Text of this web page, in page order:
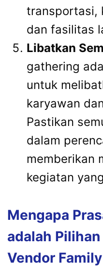
transportasi,
dan fasilitas
Libatkan
gathering
untuk
karyawan
Pastikan
dalam
memberikan
kegiatan
Mengapa
adalah
Vendor